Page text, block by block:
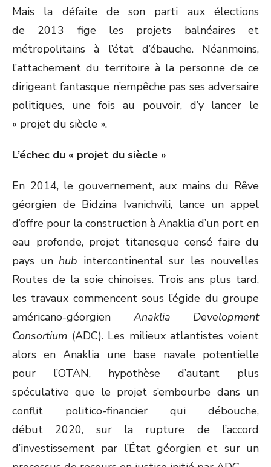
Mais la défaite de son parti aux élections
de 2013 fige les projets balnéaires et
métropolitains à l’état d’ébauche. Néanmoins,
l’attachement du territoire à la personne de ce
dirigeant fantasque n’empêche pas ses adversaire
politiques, une fois au pouvoir, d’y lancer le
« projet du siècle ».
L’échec du « projet du siècle »
En 2014, le gouvernement, aux mains du Rêve
géorgien de Bidzina Ivanichvili, lance un appel
d’offre pour la construction à Anaklia d’un port en
eau profonde, projet titanesque censé faire du
pays un hub intercontinental sur les nouvelles
Routes de la soie chinoises. Trois ans plus tard,
les travaux commencent sous l’égide du groupe
américano-géorgien Anaklia Development
Consortium (ADC). Les milieux atlantistes voient
alors en Anaklia une base navale potentielle
pour l’OTAN, hypothèse d’autant plus
spéculative que le projet s’embourbe dans un
conflit politico-financier qui débouche,
début 2020, sur la rupture de l’accord
d’investissement par l’État géorgien et sur un